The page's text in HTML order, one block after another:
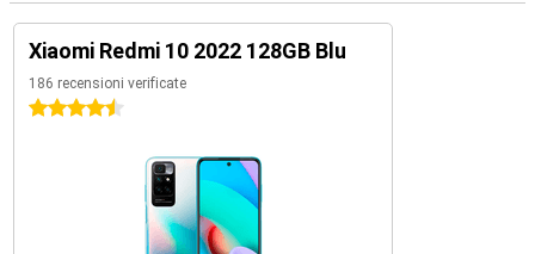
Xiaomi Redmi 10 2022 128GB Blu
186 recensioni verificate
4.5 stelle